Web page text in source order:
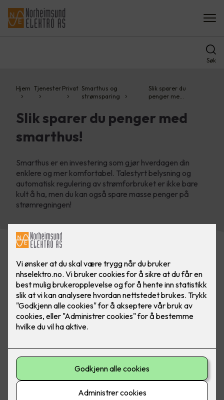
Søk
Hjem Tjenester Privat Smarthus og
strømsparing
Slik sparer du
penger me…
Slik sparer du penger med
smarthus!
Smarthus er en investering som gjør hverdagen din
enklere og mer komfortabel. Talestyrt belysning og
automatisk regulering av strømforbruket er ikke bare
kult å ha, men du kan også spare masse penger på
strømregningen!
Smarthus er en god økonomisk
investering